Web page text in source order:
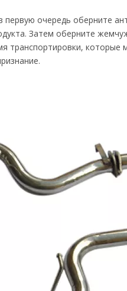
очередь оберните
Затем оберните
транспортировки, которые